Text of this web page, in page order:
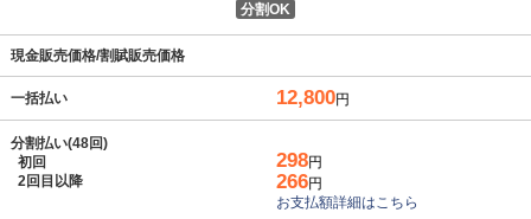
分割OK
現金販売価格/割賦販売価格
一括払い 12,800円
分割払い(48回)
初回
2回目以降
298円
266円
お支払額詳細はこちら